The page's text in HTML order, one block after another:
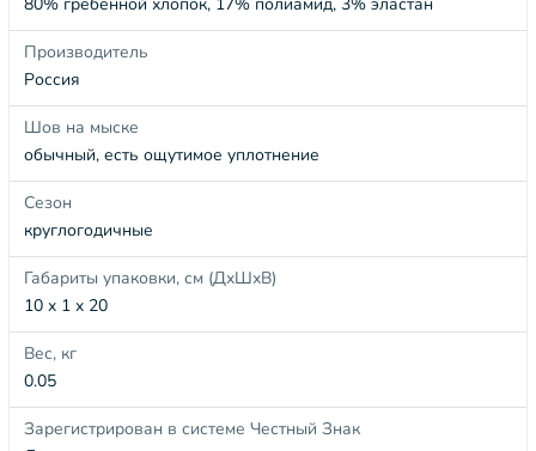
Производитель
Россия
Шов на мыске
обычный, есть ощутимое уплотнение
Сезон
круглогодичные
Габариты упаковки, см (ДхШхВ)
10 x 1 x 20
Вес, кг
0.05
Зарегистрирован в системе Честный Знак